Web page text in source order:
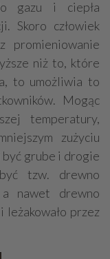
gazu i ciepła
Skoro człowiek
promieniowanie
niż to, które
to umożliwia to
Mogąc
temperatury,
zużyciu
być grube i drogie
tzw. drewno
a nawet drewno
leżakowało przez